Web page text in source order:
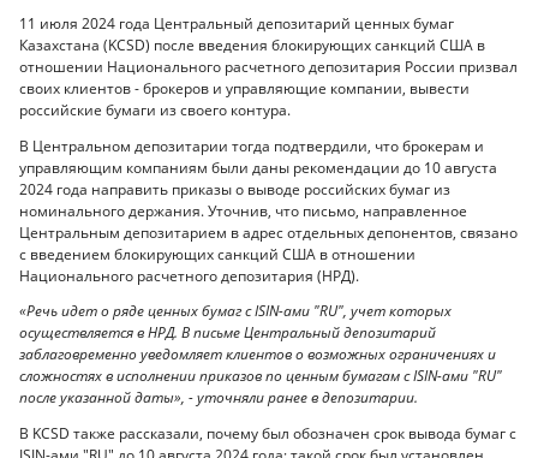
11 июля 2024 года Центральный депозитарий ценных бумаг
Казахстана (KCSD) после введения блокирующих санкций США в
отношении Национального расчетного депозитария России призвал
своих клиентов - брокеров и управляющие компании, вывести
российские бумаги из своего контура.
В Центральном депозитарии тогда подтвердили, что брокерам и
управляющим компаниям были даны рекомендации до 10 августа
2024 года направить приказы о выводе российских бумаг из
номинального держания. Уточнив, что письмо, направленное
Центральным депозитарием в адрес отдельных депонентов, связано
с введением блокирующих санкций США в отношении
Национального расчетного депозитария (НРД).
«Речь идет о ряде ценных бумаг с ISIN-ами "RU", учет которых
осуществляется в НРД. В письме Центральный депозитарий
заблаговременно уведомляет клиентов о возможных ограничениях и
сложностях в исполнении приказов по ценным бумагам с ISIN-ами "RU"
после указанной даты», - уточняли ранее в депозитарии.
В KCSD также рассказали, почему был обозначен срок вывода бумаг с